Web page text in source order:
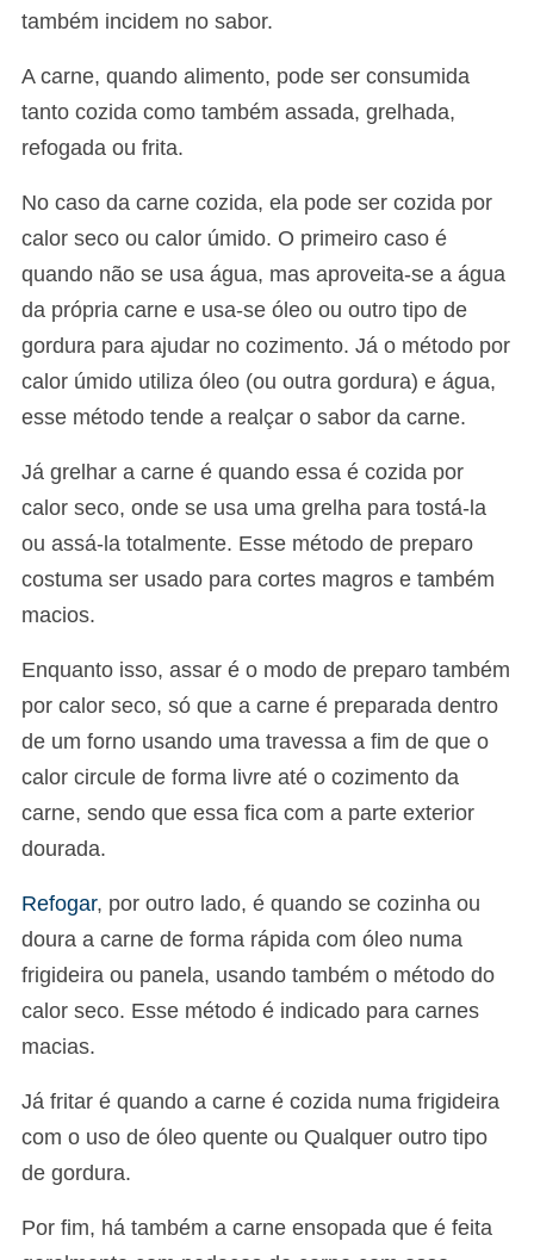
também incidem no sabor.
A carne, quando alimento, pode ser consumida
tanto cozida como também assada, grelhada,
refogada ou frita.
No caso da carne cozida, ela pode ser cozida por
calor seco ou calor úmido. O primeiro caso é
quando não se usa água, mas aproveita-se a água
da própria carne e usa-se óleo ou outro tipo de
gordura para ajudar no cozimento. Já o método por
calor úmido utiliza óleo (ou outra gordura) e água,
esse método tende a realçar o sabor da carne.
Já grelhar a carne é quando essa é cozida por
calor seco, onde se usa uma grelha para tostá-la
ou assá-la totalmente. Esse método de preparo
costuma ser usado para cortes magros e também
macios.
Enquanto isso, assar é o modo de preparo também
por calor seco, só que a carne é preparada dentro
de um forno usando uma travessa a fim de que o
calor circule de forma livre até o cozimento da
carne, sendo que essa fica com a parte exterior
dourada.
Refogar, por outro lado, é quando se cozinha ou
doura a carne de forma rápida com óleo numa
frigideira ou panela, usando também o método do
calor seco. Esse método é indicado para carnes
macias.
Já fritar é quando a carne é cozida numa frigideira
com o uso de óleo quente ou Qualquer outro tipo
de gordura.
Por fim, há também a carne ensopada que é feita